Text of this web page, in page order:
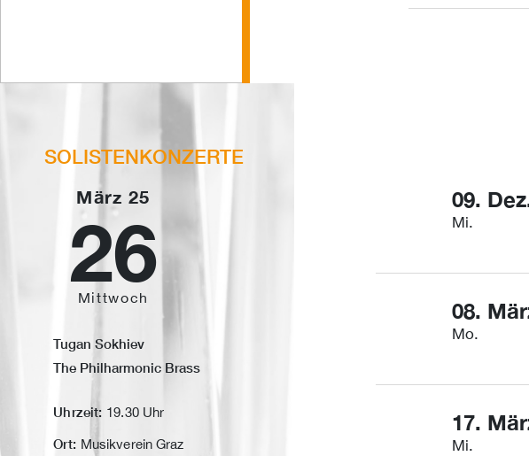
SOLISTENKONZERTE
März 25
26
Mittwoch
Tugan Sokhiev
The Philharmonic Brass
Uhrzeit: 19.30 Uhr
Ort: Musikverein Graz
09.
Mi.
08.
Mo.
17.
Mi.